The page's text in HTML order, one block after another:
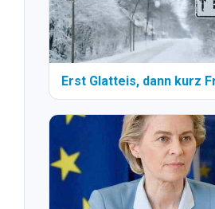
Erst Glatteis, dann kurz